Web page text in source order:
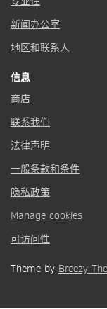
新闻办公室
地区和联系人
信息
商店
联系我们
法律声明
一般条款和条件
隐私政策
Manage cookies
可访问性
Theme by Breezy